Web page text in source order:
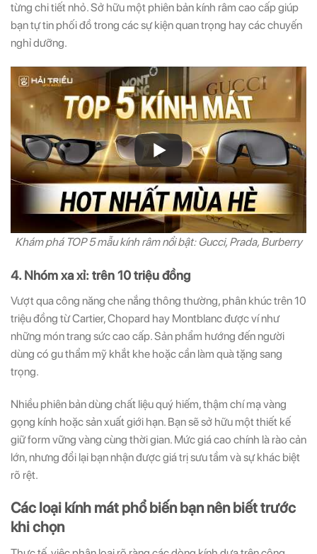
từng chi tiết nhỏ. Sở hữu một phiên bản kính râm cao cấp giúp
bạn tự tin phối đồ trong các sự kiện quan trọng hay các chuyến
nghỉ dưỡng.
Khám phá TOP 5 mẫu kính râm nổi bật: Gucci, Prada, Burberry
4. Nhóm xa xỉ: trên 10 triệu đồng
Vượt qua công năng che nắng thông thường, phân khúc trên 10
triệu đồng từ Cartier, Chopard hay Montblanc được ví như
những món trang sức cao cấp. Sản phẩm hướng đến người
dùng có gu thẩm mỹ khắt khe hoặc cần làm quà tặng sang
trọng.
Nhiều phiên bản dùng chất liệu quý hiếm, thậm chí mạ vàng
gọng kính hoặc sản xuất giới hạn. Bạn sẽ sở hữu một thiết kế
giữ form vững vàng cùng thời gian. Mức giá cao chính là rào cản
lớn, nhưng đổi lại bạn nhận được giá trị sưu tầm và sự khác biệt
rõ rệt.
Các loại kính mát phổ biến bạn nên biết trước
khi chọn